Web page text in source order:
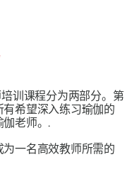
训课程分为两部分。第
希望深入练习瑜伽的
老师。.
一名高效教师所需的